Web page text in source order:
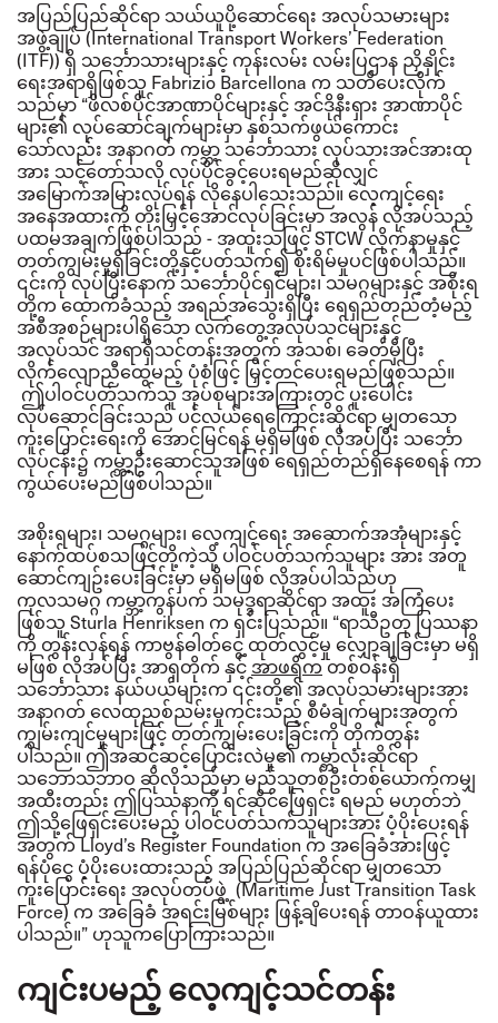
အပြည်ပြည်ဆိုင်ရာ သယ်ယူပို့ဆောင်ရေး အလုပ်သမားများ
အဖွဲ့ချုပ် (International Transport Workers’ Federation
(ITF)) ရှိ သင်္ဘောသားများနှင့် ကုန်းလမ်း လမ်းပြဌာန ညှိနှိုင်း
ရေးအရာရှိဖြစ်သူ Fabrizio Barcellona က သတိပေးလိုက်
သည်မှာ “ဖိလစ်ပိုင်အာဏာပိုင်များနှင့် အင်ဒိုနီးရှား အာဏာပိုင်
များ၏ လုပ်ဆောင်ချက်များမှာ နှစ်သက်ဖွယ်ကောင်း
သော်လည်း အနာဂတ် ကမ္ဘာ့ သင်္ဘောသား လုပ်သားအင်အားထု
အား သင့်တော်သလို လုပ်ပိုင်ခွင့်ပေးရမည်ဆိုလျှင်
အမြောက်အမြားလုပ်ရန် လိုနေပါသေးသည်။ လေ့ကျင့်ရေး
အနေအထားကို တိုးမြှင့်အောင်လုပ်ခြင်းမှာ အလွန် လိုအပ်သည့်
ပထမအချက်ဖြစ်ပါသည် - အထူးသဖြင့် STCW လိုက်နာမှုနှင့်
တတ်ကျွမ်းမှုရှိခြင်းတို့နှင့်ပတ်သက်၍ စိုးရိမ်မှုပင်ဖြစ်ပါသည်။
၎င်းကို လုပ်ပြီးနောက် သင်္ဘောပိုင်ရှင်များ၊ သမဂ္ဂများနှင့် အစိုးရ
တို့က ထောက်ခံသည့် အရည်အသွေးရှိပြီး ရေရှည်တည်တံ့မည့်
အစီအစဉ်များပါရှိသော လက်တွေ့အလုပ်သင်များနှင့်
အလုပ်သင် အရာရှိသင်တန်းအတွက် အသစ်၊ ခေတ်မှီပြီး
လိုက်လျောညီထွေမည့် ပုံစံဖြင့် မြှင့်တင်ပေးရမည်ဖြစ်သည်။
ဤပါဝင်ပတ်သက်သူ အုပ်စုများအကြားတွင် ပူးပေါင်း
လုပ်ဆောင်ခြင်းသည် ပင်လယ်ရေကြောင်းဆိုင်ရာ မျှတသော
ကူးပြောင်းရေးကို အောင်မြင်ရန် မရှိမဖြစ် လိုအပ်ပြီး သင်္ဘော
လုပ်ငန်း၌ ကမ္ဘာ့ဦးဆောင်သူအဖြစ် ရေရှည်တည်ရှိနေစေရန် ကာ
ကွယ်ပေးမည်ဖြစ်ပါသည်။
အစိုးရများ၊ သမဂ္ဂများ၊ လေ့ကျင့်ရေး အဆောက်အအုံများနှင့်
နောက်ထပ်စသဖြင့်တို့ကဲ့သို့ ပါဝင်ပတ်သက်သူများ အား အတူ
ဆောင်ကျဥ်းပေးခြင်းမှာ မရှိမဖြစ် လိုအပ်ပါသည်ဟု
ကုလသမဂ္ဂ ကမ္ဘာ့ကွန်ပက် သမုဒ္ဒရာဆိုင်ရာ အထူး အကြံပေး
ဖြစ်သူSturla Henriksen က ရှင်းပြသည်။ “ရာသီဥတု ပြဿနာ
ကို တွန်းလှန်ရန် ကာဗွန်ဓါတ်ငွေ့ ထုတ်လွှင့်မှု လျှော့ချခြင်းမှာ မရှိ
မဖြစ် လိုအပ်ပြီး အာရှတိုက် နှင့် အာဖရိကတစ်ဝန်းရှိ
သင်္ဘောသား နယ်ပယ်များက ၎င်းတို့၏ အလုပ်သမားများအား
အနာဂတ် လေထုညစ်ညမ်းမှုကင်းသည့် စီမံချက်များအတွက်
ကျွမ်းကျင်မှုများဖြင့် တတ်ကျွမ်းပေးခြင်းကို တိုက်တွန်း
ပါသည်။ ဤအဆင့်ဆင့်ပြောင်းလဲမှု၏ ကမ္ဘာလုံးဆိုင်ရာ
သဘောသဘာဝ ဆိုလိုသည်မှာ မည်သူတစ်ဦးတစ်ယောက်ကမျှ
အထီးတည်း ဤပြဿနာကို ရင်ဆိုင်ဖြေရှင်း ရမည် မဟုတ်ဘဲ
ဤသို့ဖြေရှင်းပေးမည့် ပါဝင်ပတ်သက်သူများအား ပံ့ပိုးပေးရန်
အတွက်Lloyd’s Register Foundation က အခြေခံအားဖြင့်
ရန်ပုံငွေ ပံ့ပိုးပေးထားသည့် အပြည်ပြည်ဆိုင်ရာ မျှတသော
ကူးပြောင်းရေး အလုပ်တပ်ဖွဲ့ (Maritime Just Transition Task
Force) က အခြေခံ အရင်းမြစ်များ ဖြန့်ချိပေးရန် တာဝန်ယူထား
ပါသည်။” ဟုသူကပြောကြားသည်။
ကျင်းပမည့် လေ့ကျင့်သင်တန်း